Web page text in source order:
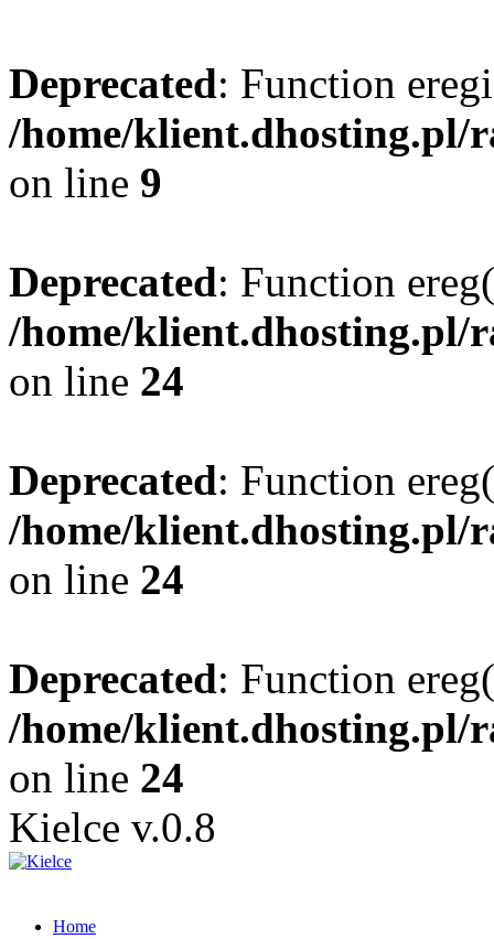
Deprecated: Function
/home/klient.dhosting.pl/
on line 9
Deprecated: Function
/home/klient.dhosting.pl/
on line 24
Deprecated: Function
/home/klient.dhosting.pl/
on line 24
Deprecated: Function
/home/klient.dhosting.pl/
on line 24
Kielce v.0.8
Home